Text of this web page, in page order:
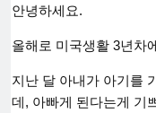
안녕하세요.
올해로 미국생활 3년차
지난 달 아내가 아기를
데, 아빠게 된다는게 기